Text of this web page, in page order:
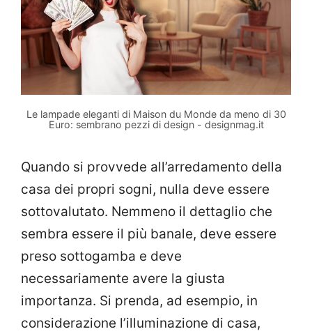
Le lampade eleganti di Maison du Monde da meno di 30
Euro: sembrano pezzi di design - designmag.it
Quando si provvede all’arredamento della
casa dei propri sogni, nulla deve essere
sottovalutato. Nemmeno il dettaglio che
sembra essere il più banale, deve essere
preso sottogamba e deve
necessariamente avere la giusta
importanza. Si prenda, ad esempio, in
considerazione l’illuminazione di casa,